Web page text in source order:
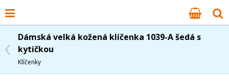
Dámská velká kožená klíčenka 1039-A šedá s
kytičkou
Klíčenky